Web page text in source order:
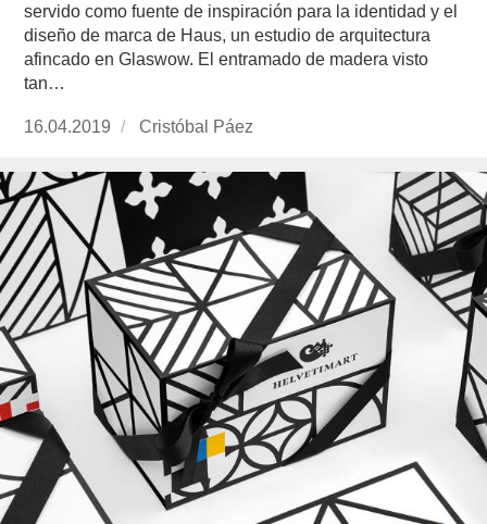
servido como fuente de inspiración para la identidad y el
diseño de marca de Haus, un estudio de arquitectura
afincado en Glaswow. El entramado de madera visto
tan…
Publicado
16.04.2019
https://www.experimenta.es/author/cristobal-
Cristóbal Páez